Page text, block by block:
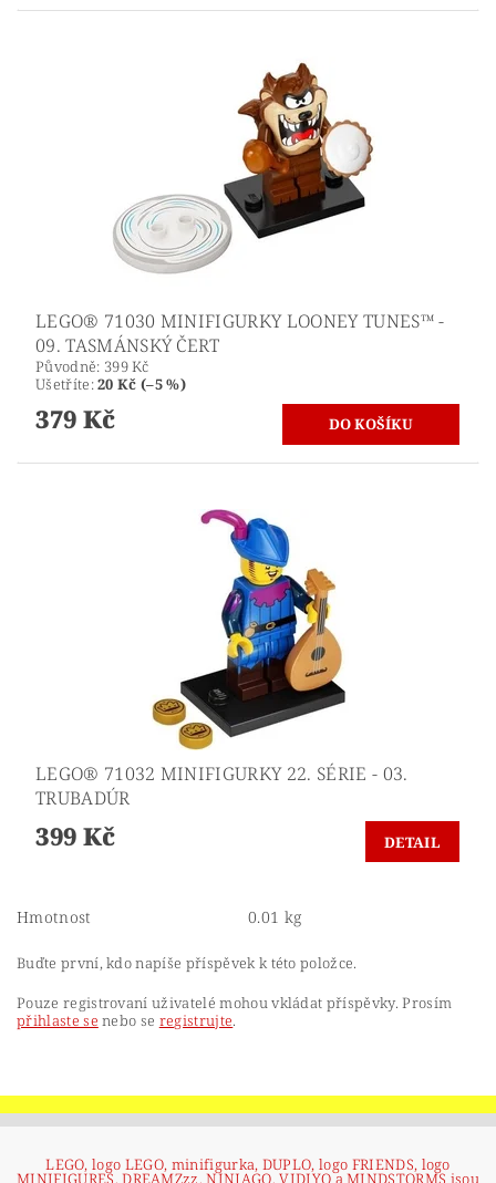
LEGO® 71030 MINIFIGURKY LOONEY TUNES™ -
09. TASMÁNSKÝ ČERT
Původně: 399 Kč
Ušetříte:20 Kč (–5 %)
379 Kč
LEGO® 71032 MINIFIGURKY 22. SÉRIE - 03.
TRUBADÚR
399 Kč DETAIL
Hmotnost 0.01 kg
Buďte první, kdo napíše příspěvek k této položce.
Pouze registrovaní uživatelé mohou vkládat příspěvky. Prosím
přihlaste se nebo se registrujte.
LEGO, logo LEGO, minifigurka, DUPLO, logo FRIENDS, logo
MINIFIGURES, DREAMZzz, NINJAGO, VIDIYO a MINDSTORMS jsou